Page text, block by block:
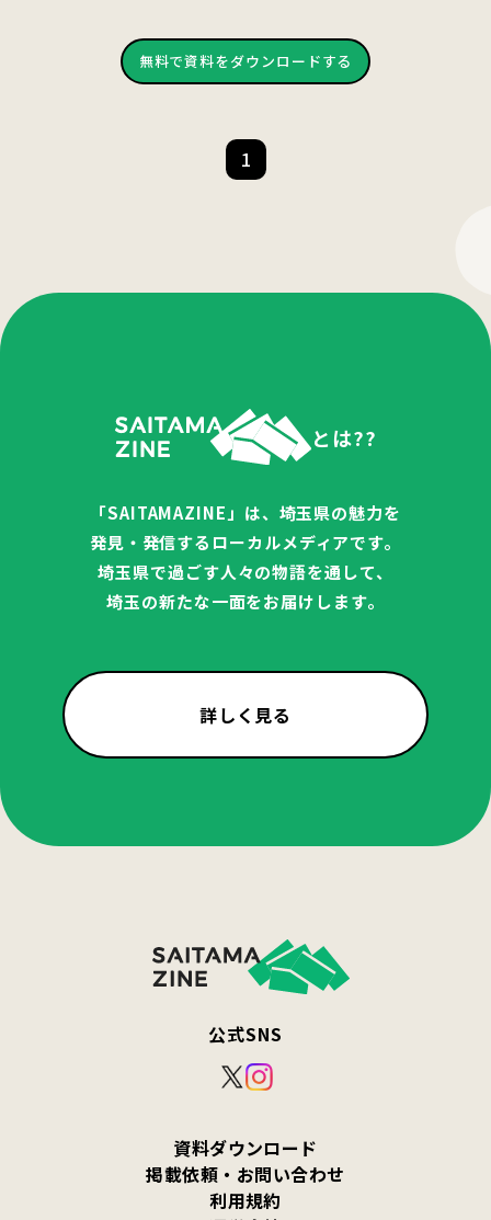
無料で資料をダウンロードする
1
とは??
「SAITAMAZINE」は、埼玉県の魅力を
発見・発信するローカルメディアです。
埼玉県で過ごす人々の物語を通して、
埼玉の新たな一面をお届けします。
詳しく見る
公式SNS
資料ダウンロード
掲載依頼・お問い合わせ
利用規約